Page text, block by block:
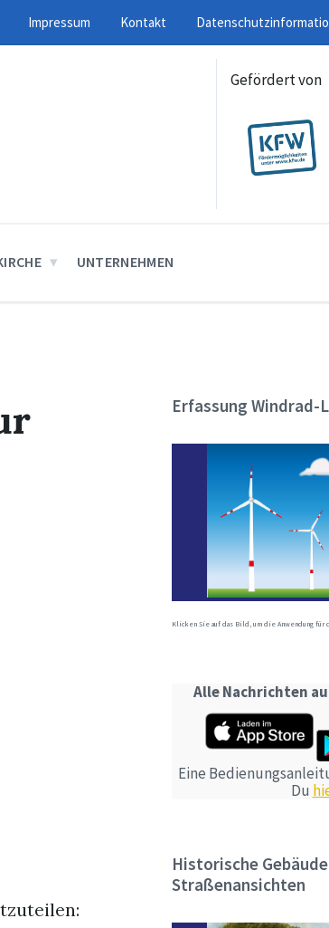
Impressum Kontakt
Gefördert von
UNTERNEHMEN
Erfassung Windrad-
Klicken Sie auf das Bild, um die Anwendung für
Alle Nachrichten
Eine
Du
Historische
Straßenansichten